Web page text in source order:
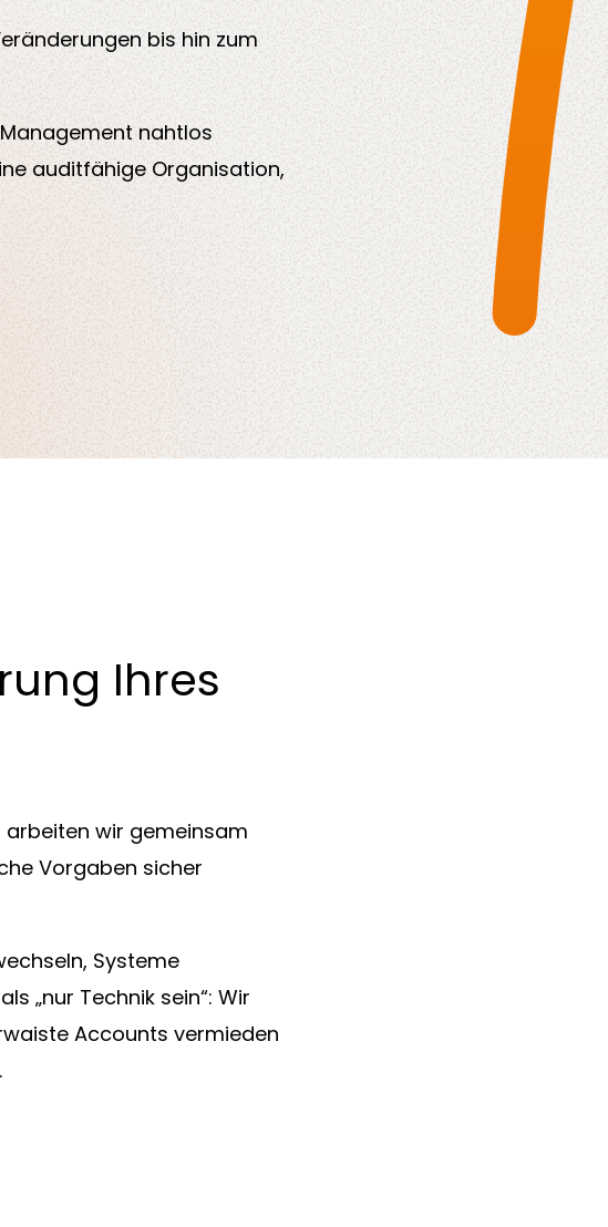
bis hin zum
nahtlos
auditfähige Organisation,
Ihres
wir gemeinsam
Vorgaben sicher
Systeme
„nur Technik sein“: Wir
Accounts vermieden